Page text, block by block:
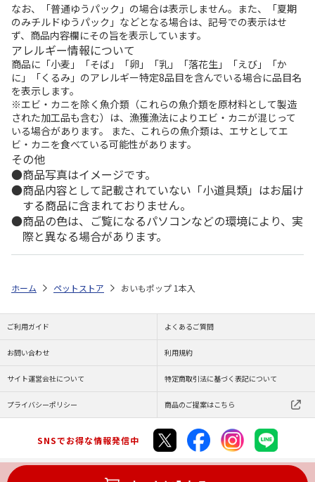
なお、「普通ゆうパック」の場合は表示しません。また、「夏期
のみチルドゆうパック」などとなる場合は、記号での表示はせ
ず、商品内容欄にその旨を表示しています。
アレルギー情報について
商品に「小麦」「そば」「卵」「乳」「落花生」「えび」「か
に」「くるみ」のアレルギー特定8品目を含んでいる場合に品目名
を表示します。
※エビ・カニを除く魚介類（これらの魚介類を原材料として製造
された加工品も含む）は、漁獲漁法によりエビ・カニが混じって
いる場合があります。 また、これらの魚介類は、エサとしてエ
ビ・カニを食べている可能性があります。
その他
商品写真はイメージです。
商品内容として記載されていない「小道具類」はお届け
する商品に含まれておりません。
商品の色は、ご覧になるパソコンなどの環境により、実
際と異なる場合があります。
ホーム ペットストア おいもポップ 1本入
ご利用ガイド よくあるご質問
お問い合わせ 利用規約
サイト運営会社について 特定商取引法に基づく表記について
プライバシーポリシー 商品のご提案はこちら
SNSでお得な情報発信中